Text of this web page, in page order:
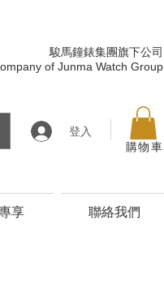
駿馬鐘錶集團旗下公司
of Junma Watch Group
登入
購物車
享 聯絡我們